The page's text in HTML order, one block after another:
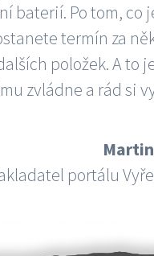
baterií. Po tom, co
termín za
položek. A to
zvládne a rád si
portálu